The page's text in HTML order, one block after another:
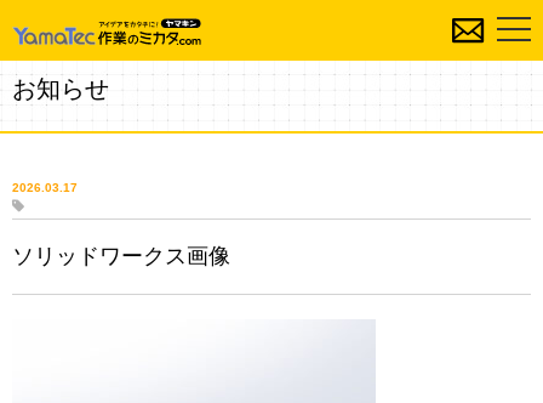
お知らせ
2026.03.17
ソリッドワークス画像